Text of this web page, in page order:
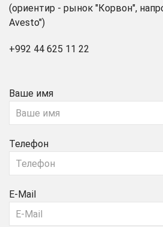
(ориентир - рынок "Корвон",
Avesto")
+992 44 625 11 22
Ваше имя
Телефон
E-Mail